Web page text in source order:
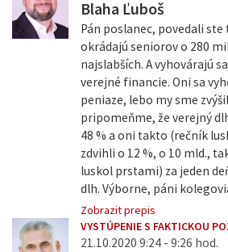
Blaha Ľuboš
Pán poslanec, povedali ste
okrádajú seniorov o 280
najslabších. A vyhovárajú
verejné financie. Oni sa
peniaze, lebo my sme
pripomeňme, že verejný
48 % a oni takto (rečník
zdvihli o 12 %, o 10 mld.,
luskol prstami) za jeden
dlh. Výborne, páni
Zobrazit prepis
VYSTÚPENIE S FAKTICKOU
21.10.2020 9:24 - 9:26 hod.